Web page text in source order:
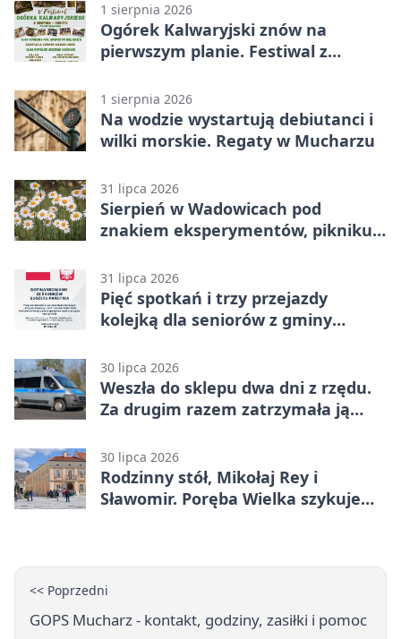
1 sierpnia 2026
Ogórek Kalwaryjski znów na
pierwszym planie. Festiwal z
1 sierpnia 2026
Na wodzie wystartują debiutanci i
wilki morskie. Regaty w Mucharzu
31 lipca 2026
Sierpień w Wadowicach pod
znakiem eksperymentów, pikniku i
31 lipca 2026
Pięć spotkań i trzy przejazdy
kolejką dla seniorów z gminy
30 lipca 2026
Weszła do sklepu dwa dni z rzędu.
Za drugim razem zatrzymała ją
30 lipca 2026
Rodzinny stół, Mikołaj Rey i
Sławomir. Poręba Wielka szykuje
<< Poprzedni
GOPS Mucharz - kontakt, godziny, zasiłki i pomoc